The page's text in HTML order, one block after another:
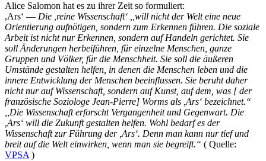
Alice Salomon hat es zu ihrer Zeit so formuliert:
,Ars‘ — Die ,reine Wissenschaft‘ ,,will nicht der Welt eine neue
Orientierung aufnötigen, sondern zum Erkennen führen. Die soziale
Arbeit ist nicht nur Erkennen, sondern auf Handeln gerichtet. Sie
soll Änderungen herbeiführen, für einzelne Menschen, ganze
Gruppen und Völker, für die Menschheit. Sie soll die äußeren
Umstände gestalten helfen, in denen die Menschen leben und die
innere Entwicklung der Menschen beeinflussen. Sie beruht daher
nicht nur auf Wissenschaft, sondern auf Kunst, auf dem, was [ der
französische Soziologe Jean-Pierre] Worms als ,Ars‘ bezeichnet.“
,,Die Wissenschaft erforscht Vergangenheit und Gegenwart. Die
,Ars‘ will die Zukunft gestalten helfen. Wohl bedarf es der
Wissenschaft zur Führung der ,Ars‘. Denn man kann nur tief und
breit auf die Welt einwirken, wenn man sie begreift.“ ( Quelle:
VPSA )